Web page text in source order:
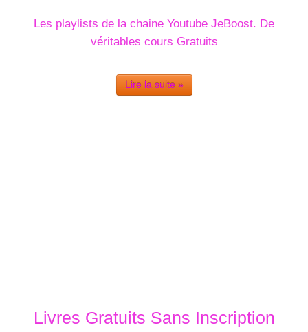
Les playlists de la chaine Youtube JeBoost. De
véritables cours Gratuits
Lire la suite »
Livres Gratuits Sans Inscription